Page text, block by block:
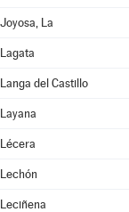
Joyosa, La
Lagata
Langa del Castillo
Layana
Lécera
Lechón
Leciñena